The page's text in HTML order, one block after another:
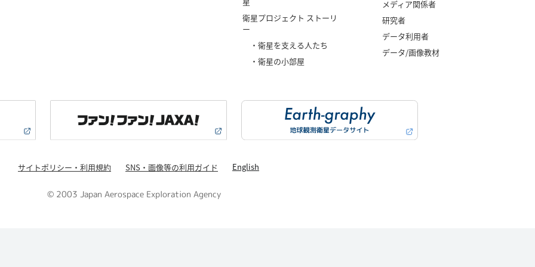
衛星プロジェクト ストーリ
ー
・衛星を支える人たち
・衛星の小部屋
メディア関係者
研究者
データ利用者
データ/画像教材
サイトポリシー・利用規約 SNS・画像等の利用ガイド English
© 2003 Japan Aerospace Exploration Agency